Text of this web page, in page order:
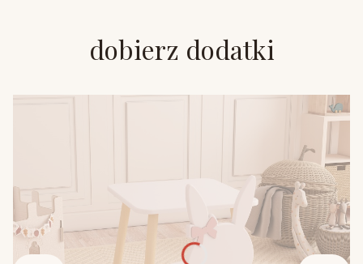
dobierz dodatki